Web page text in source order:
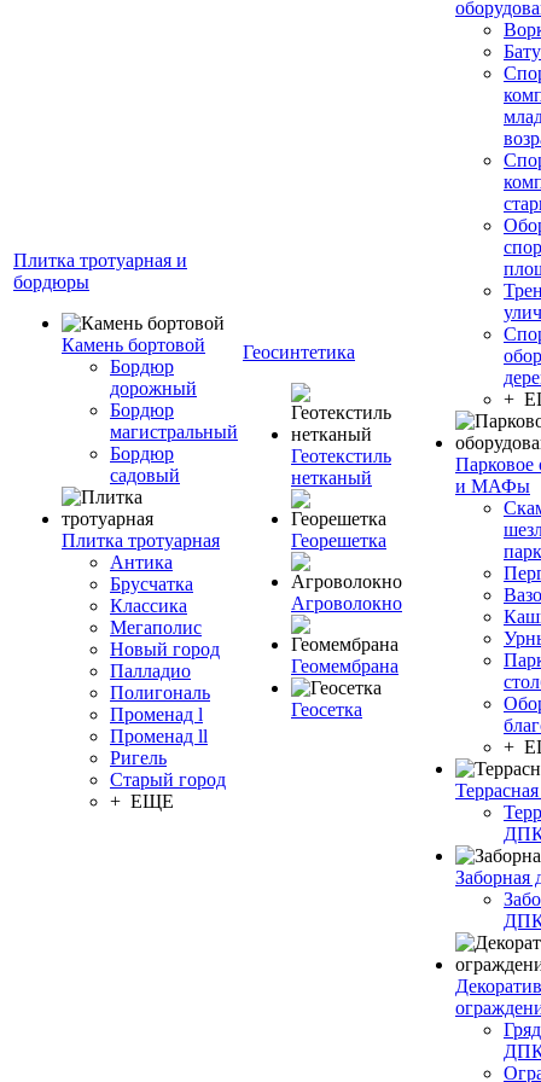
Плитка тротуарная и
бордюры
Камень бортовой
Бордюр
дорожный
Бордюр
магистральный
Бордюр
садовый
Плитка тротуарная
Антика
Брусчатка
Классика
Мегаполис
Новый город
Палладио
Полигональ
Променад l
Променад ll
Ригель
Старый город
+ ЕЩЕ
Геосинтетика
Геотекстиль
нетканый
Георешетка
Агроволокно
Геомембрана
Геосетка
+
Парковое
и МАФы
+
Заборная